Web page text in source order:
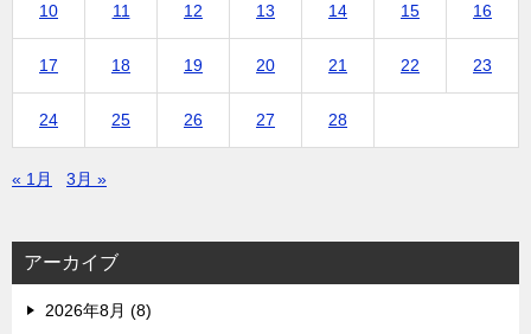
10 11 12 13 14 15 16
17 18 19 20 21 22 23
24 25 26 27 28
« 1月 3月 »
アーカイブ
2026年8月 (8)